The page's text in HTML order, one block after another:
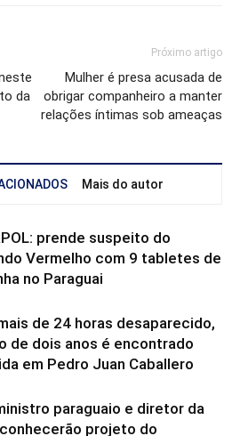
da
Próximo artigo
Mulher é presa acusada de
obrigar companheiro a manter
relações íntimas sob ameaças
Mais do autor
prende suspeito do
Vermelho com 9 tabletes de
no Paraguai
de 24 horas desaparecido,
de dois anos é encontrado
em Pedro Juan Caballero
paraguaio e diretor da
projeto do